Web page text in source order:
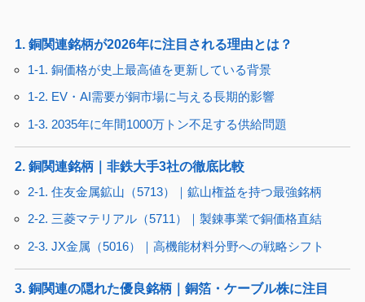
1. 銅関連銘柄が2026年に注目される理由とは？
1-1. 銅価格が史上最高値を更新している背景
1-2. EV・AI需要が銅市場に与える長期的影響
1-3. 2035年に年間1000万トン不足する供給問題
2. 銅関連銘柄｜非鉄大手3社の徹底比較
2-1. 住友金属鉱山（5713）｜鉱山権益を持つ最強銘柄
2-2. 三菱マテリアル（5711）｜製錬事業で銅価格直結
2-3. JX金属（5016）｜高機能材料分野への戦略シフト
3. 銅関連の隠れた優良銘柄｜銅箔・ケーブル株に注目